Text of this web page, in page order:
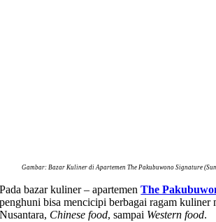
Gambar: Bazar KulinerdiApartemen The Pakubuwono Signature
Pada bazar kuliner – apartemenThe
penghuni bisa mencicipi berbagai ragam kuliner
Nusantara, Chinese food, sampai Western food.